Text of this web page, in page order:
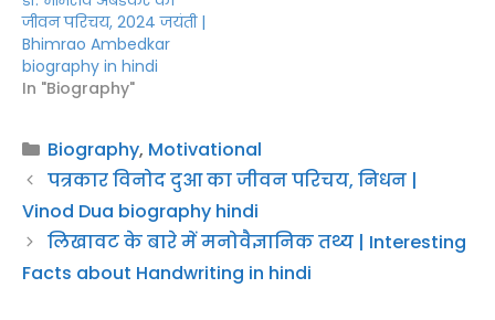
जीवन परिचय, 2024 जयंती |
Bhimrao Ambedkar
biography in hindi
In "Biography"
पत्रकार विनोद दुआ का जीवन परिचय, निधन |
Vinod Dua biography hindi
लिखावट के बारे में मनोवैज्ञानिक तथ्य | Interesting
Facts about Handwriting in hindi